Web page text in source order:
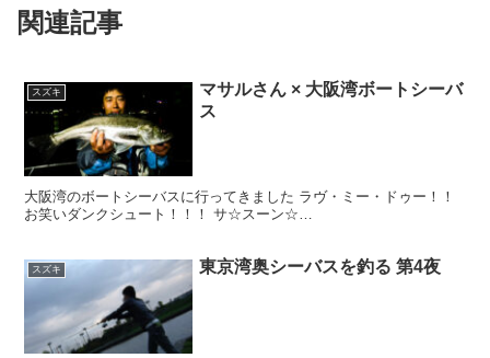
関連記事
スズキ
マサルさん × 大阪湾ボートシーバ
ス
大阪湾のボートシーバスに行ってきました ラヴ・ミー・ドゥー！！
お笑いダンクシュート！！！ サ☆スーン☆…
スズキ 東京湾奥シーバスを釣る 第4夜